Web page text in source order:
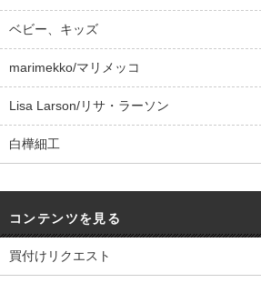
ベビー、キッズ
marimekko/マリメッコ
Lisa Larson/リサ・ラーソン
白樺細工
コンテンツを見る
買付けリクエスト